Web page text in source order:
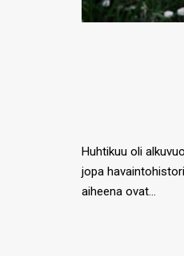
Huhtikuu oli
jopa
aiheena ovat…